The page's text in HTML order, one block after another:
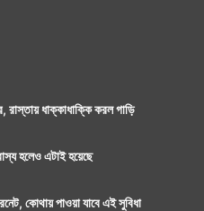
রাস্তায় ধাক্কাধাক্কি করল গাড়ি
হলেও এটাই হয়েছে
কোথায় পাওয়া যাবে এই সুবিধা